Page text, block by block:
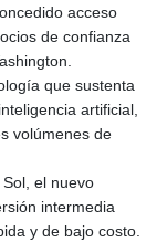
acceso
de confianza
que sustenta
artificial,
volúmenes de
el nuevo
intermedia
y de bajo costo.